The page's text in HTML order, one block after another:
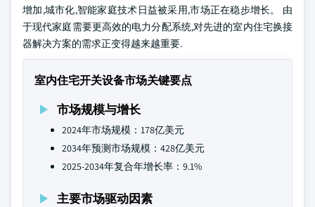
增加,城市化,智能家庭技术日益被采用,市场正在稳步增长。 由
于现代家庭需要更高效的电力分配系统,对先进的室内住宅换接
器解决方案的需求正变得越来越重要.
室内住宅开关设备市场关键要点
市场规模与增长
2024年市场规模：178亿美元
2034年预测市场规模：428亿美元
2025-2034年复合年增长率：9.1%
主要市场驱动因素